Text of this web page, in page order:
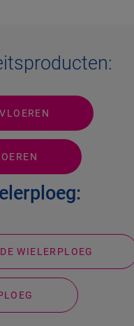
WIELERPLOEG